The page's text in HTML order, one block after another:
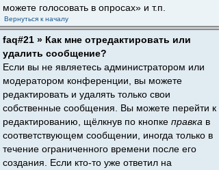
можете голосовать в опросах» и т.п.
Вернуться к началу
faq#21 » Как мне отредактировать или
удалить сообщение?
Если вы не являетесь администратором или
модератором конференции, вы можете
редактировать и удалять только свои
собственные сообщения. Вы можете перейти к
редактированию, щёлкнув по кнопке правка в
соответствующем сообщении, иногда только в
течение ограниченного времени после его
создания. Если кто-то уже ответил на